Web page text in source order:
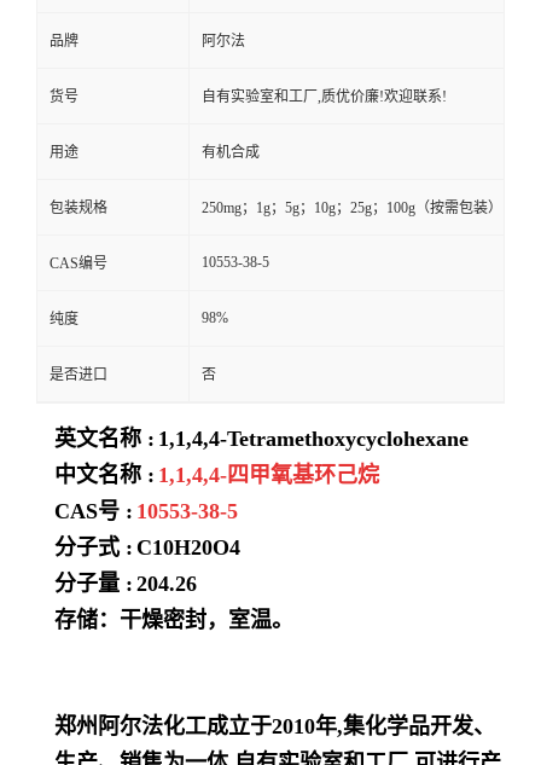
品牌 阿尔法
货号 自有实验室和工厂,质优价廉!欢迎联系!
用途 有机合成
包装规格 250mg；1g；5g；10g；25g；100g（按需包装）
CAS编号 10553-38-5
纯度 98%
是否进口 否
英文名称 : 1,1,4,4-Tetramethoxycyclohexane
中文名称 : 1,1,4,4-四甲氧基环己烷
CAS号 : 10553-38-5
分子式 : C10H20O4
分子量 : 204.26
存储：干燥密封，室温。
郑州阿尔法化工成立于2010年,集化学品开发、